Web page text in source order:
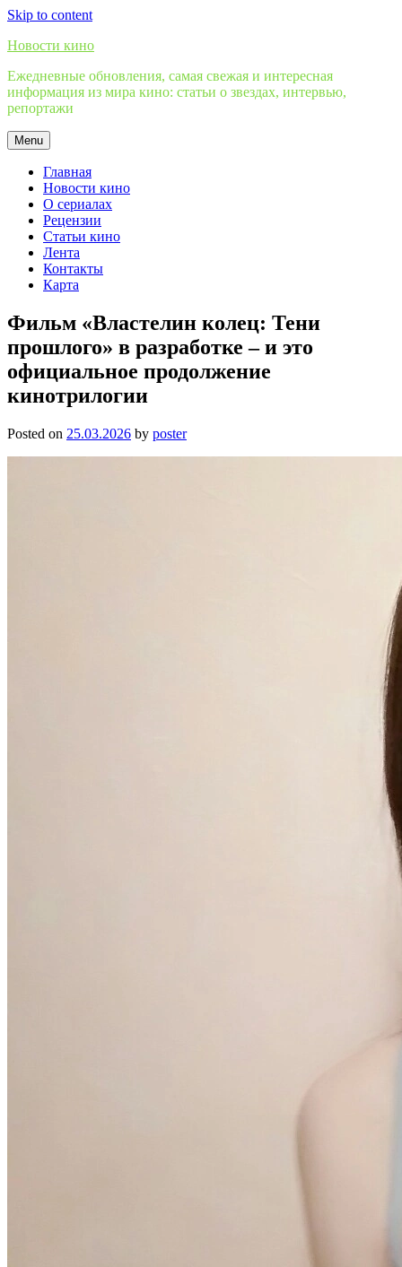
Skip to content
Новости кино
Ежедневные обновления, самая свежая и интересная
информация из мира кино: статьи о звездах, интервью,
репортажи
Menu
Главная
Новости кино
О сериалах
Рецензии
Статьи кино
Лента
Контакты
Карта
Фильм «Властелин колец: Тени
прошлого» в разработке – и это
официальное продолжение
кинотрилогии
Posted on 25.03.2026 by poster